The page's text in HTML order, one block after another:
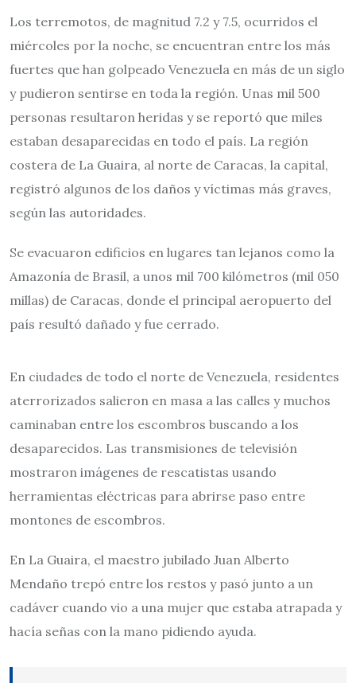
Los terremotos, de magnitud 7.2 y 7.5, ocurridos el
miércoles por la noche, se encuentran entre los más
fuertes que han golpeado Venezuela en más de un siglo
y pudieron sentirse en toda la región. Unas mil 500
personas resultaron heridas y se reportó que miles
estaban desaparecidas en todo el país. La región
costera de La Guaira, al norte de Caracas, la capital,
registró algunos de los daños y víctimas más graves,
según las autoridades.
Se evacuaron edificios en lugares tan lejanos como la
Amazonía de Brasil, a unos mil 700 kilómetros (mil 050
millas) de Caracas, donde el principal aeropuerto del
país resultó dañado y fue cerrado.
En ciudades de todo el norte de Venezuela, residentes
aterrorizados salieron en masa a las calles y muchos
caminaban entre los escombros buscando a los
desaparecidos. Las transmisiones de televisión
mostraron imágenes de rescatistas usando
herramientas eléctricas para abrirse paso entre
montones de escombros.
En La Guaira, el maestro jubilado Juan Alberto
Mendaño trepó entre los restos y pasó junto a un
cadáver cuando vio a una mujer que estaba atrapada y
hacía señas con la mano pidiendo ayuda.